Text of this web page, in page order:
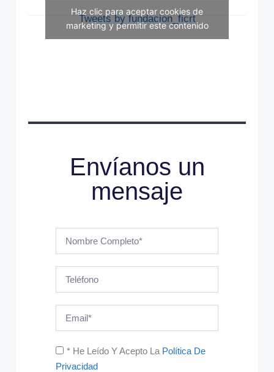
Tweets by fundacion_ficrt
Haz clic para aceptar cookies de
marketing y permitir este contenido
Envíanos un
mensaje
* He Leído Y Acepto La Política De
Privacidad